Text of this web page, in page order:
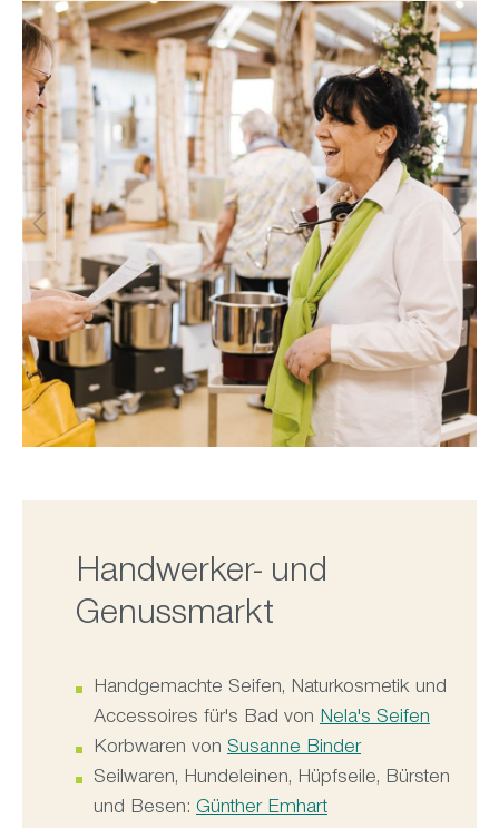
Handwerker- und
Genussmarkt
Handgemachte Seifen, Naturkosmetik und
Accessoires für's Bad von Nela's Seifen
Korbwaren von Susanne Binder
Seilwaren, Hundeleinen, Hüpfseile, Bürsten
und Besen: Günther Emhart